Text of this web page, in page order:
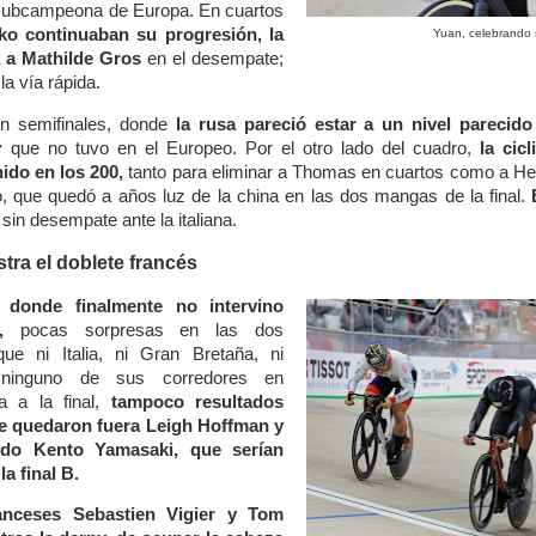
Yuan, celebrando
de Europa. En cuartos
continuaban su progresión, la
a Mathilde Grosen el desempate;
vía rápida.
semifinales, donde
la rusa pareció estar a un nivel
no tuvo en el Europeo. Por el otro lado del cuadro,
la
en los 200, tanto para eliminar a Thomas en cuartos como a
que quedó a años luz de la china en las dos mangas de la final.
desempate ante la italiana.
el doblete francés
finalmente no intervino
pocas sorpresas en las dos
ni Italia, ni Gran Bretaña, ni
de sus corredores en
a la final, tampoco resultados
quedaron fuera Leigh Hoffman y
Kento Yamasaki, que serían
final B.
Sebastien Vigier y Tom